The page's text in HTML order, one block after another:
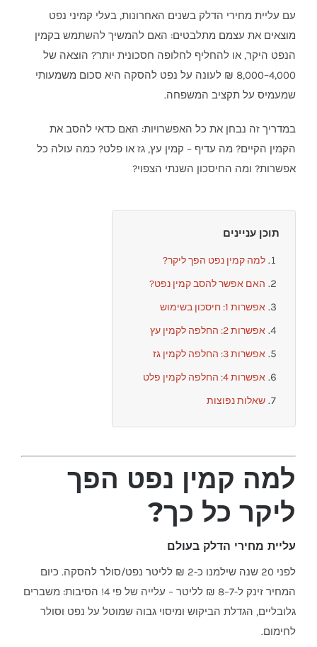
עם עליית מחירי הדלק בשנים האחרונות, בעלי קמיני נפט
מוצאים את עצמם מתלבטים: האם להמשיך להשתמש בקמין
הנפט היקר, או להחליף לחלופה חסכונית יותר? הוצאה של
4,000–8,000 ₪ לעונה על נפט להסקה היא סכום משמעותי
שמעמיס על תקציב המשפחה.
במדריך זה נבחן את כל האפשרויות: האם כדאי להסב את
הקמין הקיים? מה עדיף – קמין עץ, גז או פלט? כמה עולה כל
אפשרות? ומה החיסכון השנתי הצפוי?
תוכן עניינים
למה קמין נפט הפך ליקר?
האם אפשר להסב קמין נפט?
אפשרות 1: חיסכון בשימוש
אפשרות 2: החלפה לקמין עץ
אפשרות 3: החלפה לקמין גז
אפשרות 4: החלפה לקמין פלט
שאלות נפוצות
למה קמין נפט הפך
ליקר כל כך?
עליית מחירי הדלק בעולם
לפני 20 שנה שילמנו כ-2 ₪ לליטר נפט/סולר להסקה. כיום
המחיר זינק ל-7–8 ₪ לליטר – עלייה של פי 4! הסיבות: משברים
גלובליים, הגדלת הביקוש ומיסוי גבוה שמוטל על נפט וסולר
לחימום.